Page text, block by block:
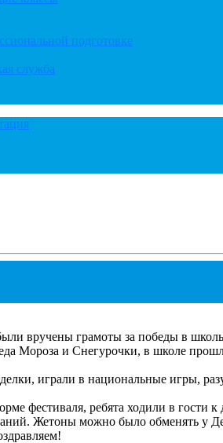
подготовке
служба
вручены грамоты за победы в
Мороза и Снегурочки, в школе
играли в национальные игры,
фестиваля, ребята ходили в гости
Жетоны можно было обменять у